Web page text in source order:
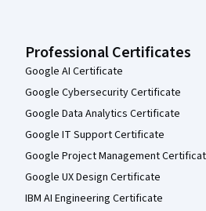
Professional Certificates
Google AI Certificate
Google Cybersecurity Certificate
Google Data Analytics Certificate
Google IT Support Certificate
Google Project Management
Google UX Design Certificate
IBM AI Engineering Certificate